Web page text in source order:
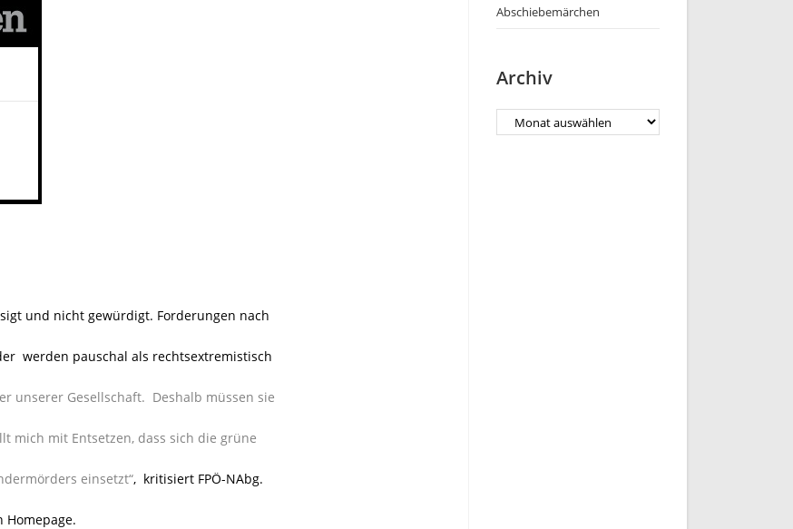
und nicht gewürdigt. Forderungen nach
werden pauschal als rechtsextremistisch
unserer Gesellschaft. Deshalb müssen sie
mit Entsetzen, dass sich die grüne
einsetzt“, kritisiert FPÖ-NAbg.
Homepage.
Abschiebemärchen
Archiv
Archiv